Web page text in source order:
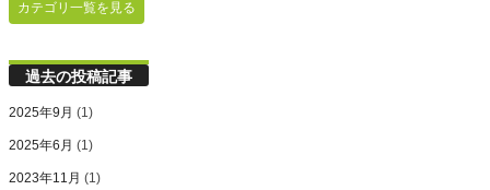
カテゴリ一覧を見る
過去の投稿記事
2025年9月 (1)
2025年6月 (1)
2023年11月 (1)